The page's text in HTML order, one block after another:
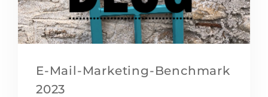
E-Mail-Marketing-Benchmark
2023